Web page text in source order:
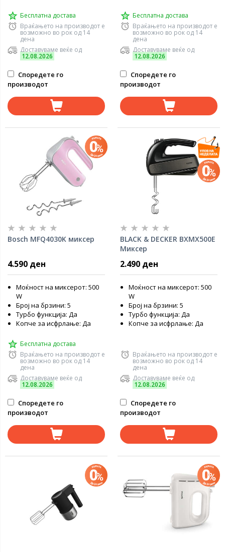
Бесплатна достава
Враќањето на производот е
возможно во рок од 14
дена
Доставуваме веќе од
12.08.2026
Споредете го
производот
Бесплатна достава
Враќањето на производот е
возможно во рок од 14
дена
Доставуваме веќе од
12.08.2026
Споредете го
производот
Bosch MFQ4030K миксер
4.590 ден
Моќност на миксерот: 500
W
Број на брзини: 5
Турбо функција: Да
Копче за исфрлање: Да
Бесплатна достава
Враќањето на производот е
возможно во рок од 14
дена
Доставуваме веќе од
12.08.2026
Споредете го
производот
BLACK & DECKER BXMX500E
Миксер
2.490 ден
Моќност на миксерот: 500
W
Број на брзини: 5
Турбо функција: Да
Копче за исфрлање: Да
Враќањето на производот е
возможно во рок од 14
дена
Доставуваме веќе од
12.08.2026
Споредете го
производот